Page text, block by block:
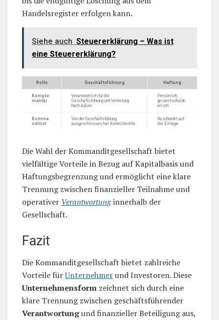
Handelsregister erfolgen kann.
Siehe auch Steuererklärung – Was ist
eine Steuererklärung?
Rolle Geschäftsführung Haftung
Komple
mentär
Verantwortlich für die
Geschäftsführung und Vertretung
nach außen
Persönlich,
gesamtschuldn
erisch
Komma
nditist
Von der Geschäftsführung
ausgeschlossen, hat Kontrollrechte
Beschränkt auf
die Einlage
Die Wahl der Kommanditgesellschaft bietet
vielfältige Vorteile in Bezug auf Kapitalbasis und
Haftungsbegrenzung und ermöglicht eine klare
Trennung zwischen finanzieller Teilnahme und
operativer Verantwortunginnerhalb der
Gesellschaft.
Fazit
Die Kommanditgesellschaft bietet zahlreiche
Vorteile fürUnternehmerund Investoren. Diese
Unternehmensform zeichnet sich durch eine
klare Trennung zwischen geschäftsführender
Verantwortungund finanzieller Beteiligung aus,